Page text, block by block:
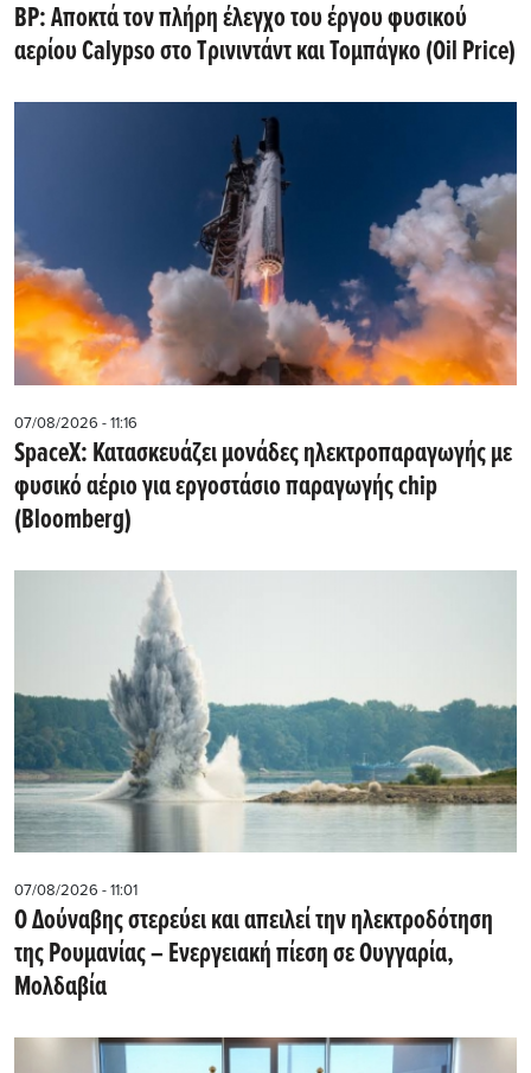
BP: Αποκτά τον πλήρη έλεγχο του έργου φυσικού
αερίου Calypso στο Τρινιντάντ και Τομπάγκο (Oil Price)
07/08/2026 - 11:16
SpaceX: Κατασκευάζει μονάδες ηλεκτροπαραγωγής με
φυσικό αέριο για εργοστάσιο παραγωγής chip
(Bloomberg)
07/08/2026 - 11:01
Ο Δούναβης στερεύει και απειλεί την ηλεκτροδότηση
της Ρουμανίας – Ενεργειακή πίεση σε Ουγγαρία,
Μολδαβία